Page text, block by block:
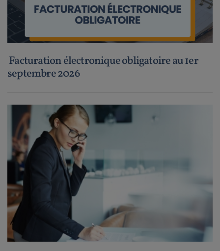
Facturation électronique obligatoire au 1er
septembre 2026